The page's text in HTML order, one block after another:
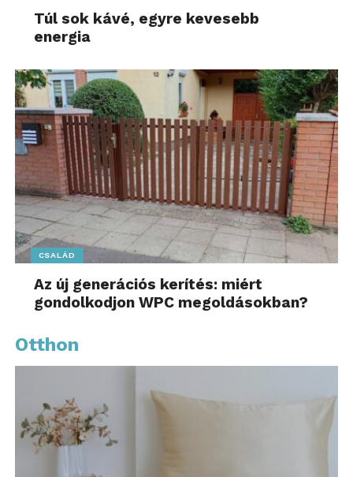
része lehet”
– fogalmazott az együttműködés kapcsán Márkus
Gergely, a Mastercard Magyarországért és
Szlovéniáért felelős country menedzsere.
További friss híreket talál azipar4.hu főoldalán!
Kövesse a technológiai híreket és csatlakozzon
hozzánk aFacebookon is!
Túl sok kávé, egyre kevesebb
energia
CSALÁD
Az új generációs kerítés: miért
gondolkodjon WPC megoldásokban?
Otthon